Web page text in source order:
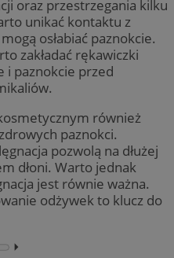
oraz przestrzegania kilku
unikać kontaktu z
osłabiać paznokcie.
zakładać rękawiczki
i paznokcie przed
również
paznokci.
pozwolą na dłużej
dłoni. Warto jednak
jest równie ważna.
odżywek to klucz do
⏵︎